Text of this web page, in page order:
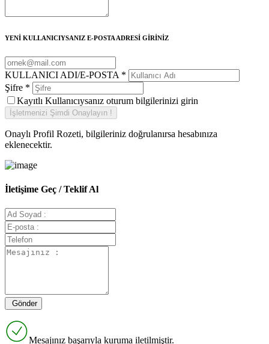
YENİ KULLANICIYSANIZ E-POSTA ADRESİ GİRİNİZ
KULLANICI ADI/E-POSTA *
Şifre *
Kayıtlı Kullanıcıysanız oturum bilgilerinizi girin
Onaylı Profil Rozeti, bilgileriniz doğrulanırsa hesabınıza
eklenecektir.
İletişime Geç / Teklif Al
Mesajınız başarıyla kuruma iletilmiştir.